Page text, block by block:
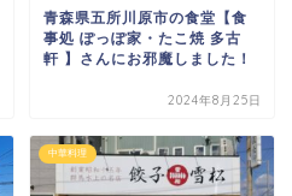
青森県五所川原市の食堂【食
事処 ぽっぽ家・たこ焼 多古
軒 】さんにお邪魔しました！
2024年8月25日
中華料理